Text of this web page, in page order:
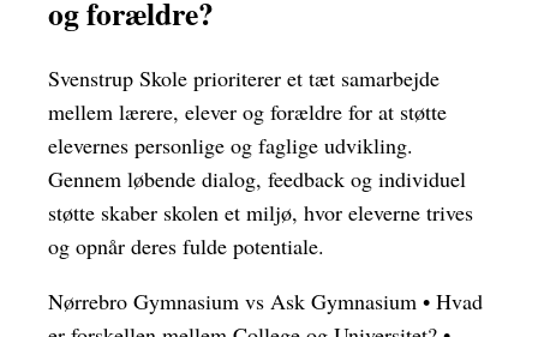
og forældre?
Svenstrup Skole prioriterer et tæt samarbejde
mellem lærere, elever og forældre for at støtte
elevernes personlige og faglige udvikling.
Gennem løbende dialog, feedback og individuel
støtte skaber skolen et miljø, hvor eleverne trives
og opnår deres fulde potentiale.
Nørrebro Gymnasium vs Ask Gymnasium • Hvad